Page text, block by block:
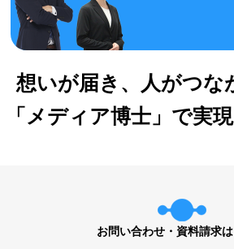
想いが届き、人がつな
「メディア博士」で実
お問い合わせ・資料請求